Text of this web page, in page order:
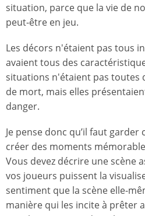
situation, parce que la vie de
peut-être en jeu.
Les décors n'étaient pas tous
avaient tous des
situations n'étaient pas toutes
de mort, mais elles
danger.
Je pense donc qu’il faut garder
créer des moments
Vous devez décrire une scène
vos joueurs puissent la
sentiment que la scène elle-
manière qui les incite à prêter